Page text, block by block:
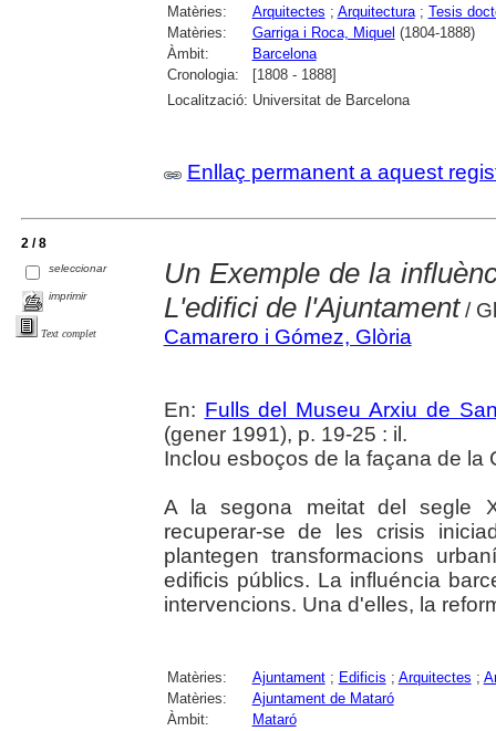
Matèries: Arquitectes ; Arquitectura; Tesis
Matèries:
Garriga i Roca, Miquel (1804-1888)
Àmbit:
Barcelona
Cronologia:
[1808 - 1888]
Localització: Universitat de Barcelona
Enllaç permanent a aquest
2 / 8
seleccionar
imprimir
Text complet
Un Exemple de la
L'edifici de l'Ajuntament/
Camarero i Gómez, Glòria
En: Fulls del Museu Arxiu de
(gener 1991), p. 19-25 : il.
Inclou esboços de la façana de la
A la segona meitat del segle
recuperar-se de les crisis
plantegen transformacions
edificis públics. La influéncia
intervencions. Una d'elles, la
Matèries: Ajuntament; Edificis ; Arquitectes ;
Matèries:
Ajuntament de Mataró
Àmbit:
Mataró